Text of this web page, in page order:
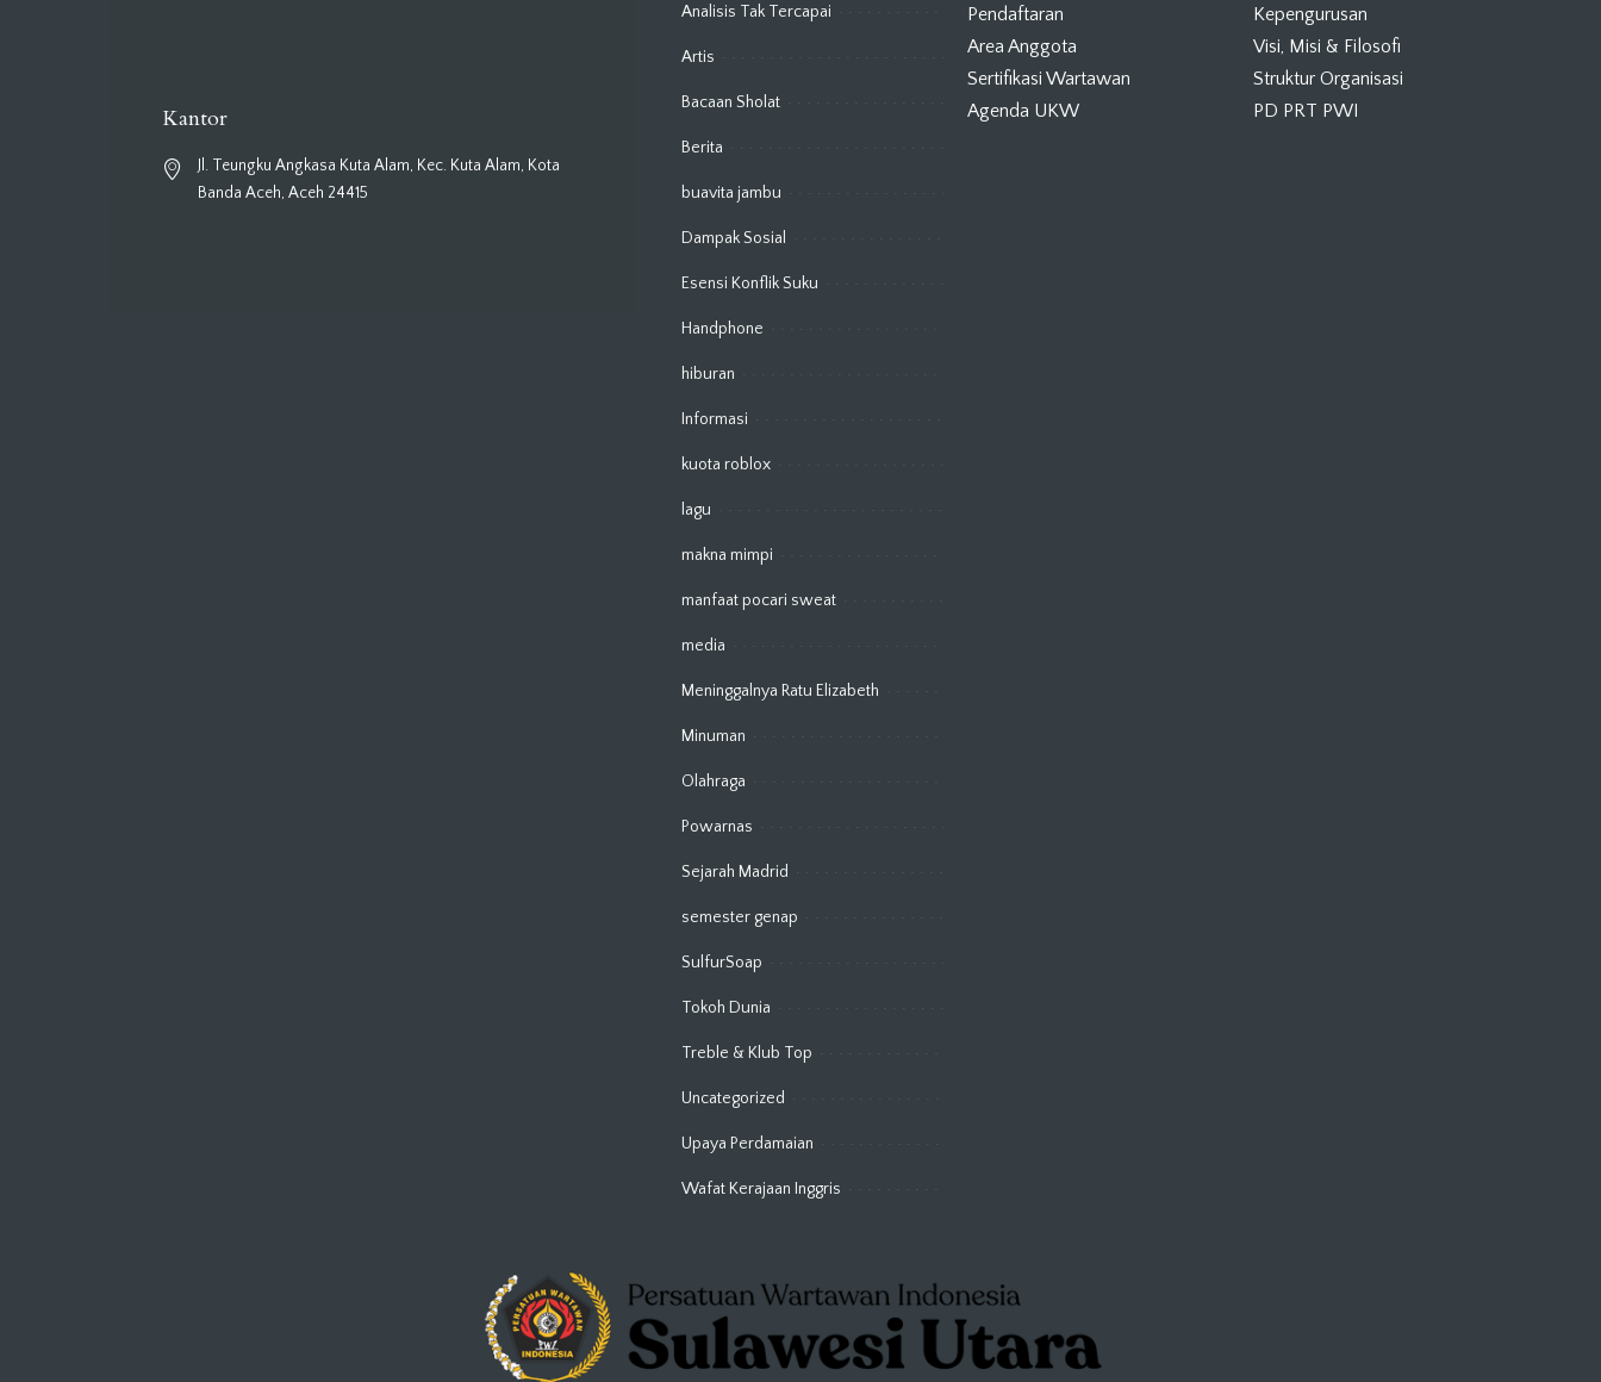
Kantor
Jl. Teungku Angkasa Kuta Alam, Kec. Kuta Alam, Kota
Banda Aceh, Aceh 24415
Analisis Tak Tercapai
Artis
Bacaan Sholat
Berita
buavita jambu
Dampak Sosial
Esensi Konflik Suku
Handphone
hiburan
Informasi
kuota roblox
lagu
makna mimpi
manfaat pocari sweat
media
Meninggalnya Ratu Elizabeth
Minuman
Olahraga
Powarnas
Sejarah Madrid
semester genap
SulfurSoap
Tokoh Dunia
Treble & Klub Top
Uncategorized
Upaya Perdamaian
Wafat Kerajaan Inggris
Pendaftaran
Area Anggota
Sertifikasi Wartawan
Agenda UKW
Kepengurusan
Visi, Misi & Filosofi
Struktur Organisasi
PD PRT PWI